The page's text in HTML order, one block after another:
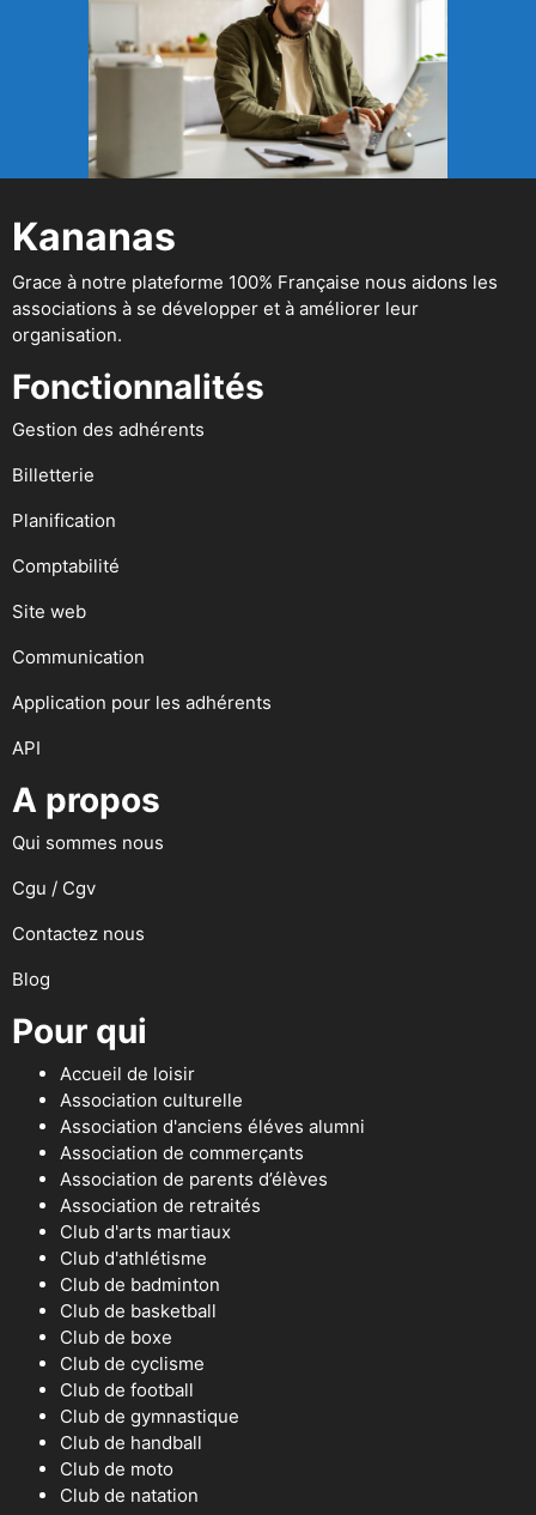
Kananas
Grace à notre plateforme 100% Française nous aidons les
associations à se développer et à améliorer leur
organisation.
Fonctionnalités
Gestion des adhérents
Billetterie
Planification
Comptabilité
Site web
Communication
Application pour les adhérents
API
A propos
Qui sommes nous
Cgu / Cgv
Contactez nous
Blog
Pour qui
Accueil de loisir
Association culturelle
Association d'anciens éléves alumni
Association de commerçants
Association de parents d’élèves
Association de retraités
Club d'arts martiaux
Club d'athlétisme
Club de badminton
Club de basketball
Club de boxe
Club de cyclisme
Club de football
Club de gymnastique
Club de handball
Club de moto
Club de natation